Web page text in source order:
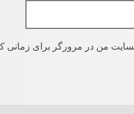
من در مرورگر برای زمانی